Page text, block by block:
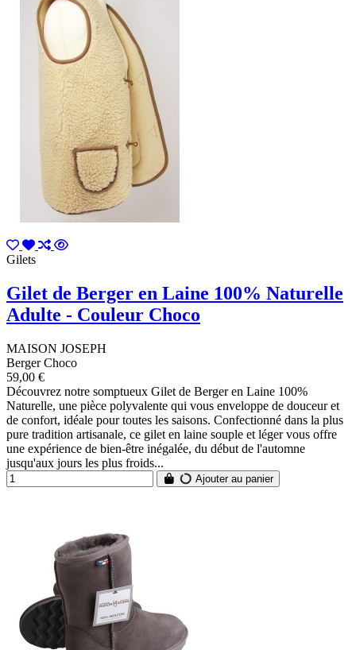
Gilets
Gilet de Berger en Laine 100% Naturelle
Adulte - Couleur Choco
MAISON JOSEPH
Berger Choco
59,00 €
Découvrez notre somptueux Gilet de Berger en Laine 100%
Naturelle, une pièce polyvalente qui vous enveloppe de douceur et
de confort, idéale pour toutes les saisons. Confectionné dans la plus
pure tradition artisanale, ce gilet en laine souple et léger vous offre
une expérience de bien-être inégalée, du début de l'automne
jusqu'aux jours les plus froids...
Ajouter au panier